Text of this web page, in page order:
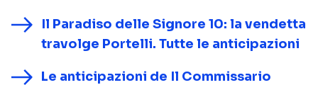
Il Paradiso delle Signore 10: la vendetta
travolge Portelli. Tutte le anticipazioni
Le anticipazioni de Il Commissario